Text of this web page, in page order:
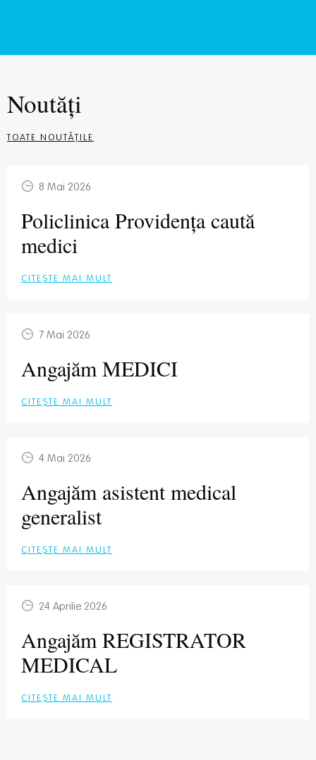
Noutăți
TOATE NOUTĂȚILE
8 Mai 2026
Policlinica Providența caută
medici
CITEȘTE MAI MULT
7 Mai 2026
Angajăm MEDICI
CITEȘTE MAI MULT
4 Mai 2026
Angajăm asistent medical
generalist
CITEȘTE MAI MULT
24 Aprilie 2026
Angajăm REGISTRATOR
MEDICAL
CITEȘTE MAI MULT